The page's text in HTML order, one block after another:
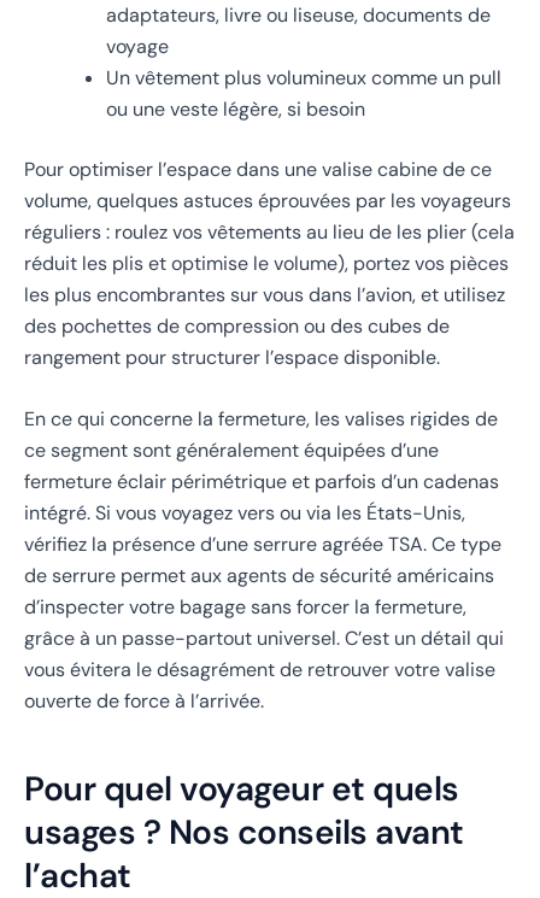
adaptateurs, livre ou liseuse, documents de
voyage
Un vêtement plus volumineux comme un pull
ou une veste légère, si besoin
Pour optimiser l’espace dans une valise cabine de ce
volume, quelques astuces éprouvées par les voyageurs
réguliers : roulez vos vêtements au lieu de les plier (cela
réduit les plis et optimise le volume), portez vos pièces
les plus encombrantes sur vous dans l’avion, et utilisez
des pochettes de compression ou des cubes de
rangement pour structurer l’espace disponible.
En ce qui concerne la fermeture, les valises rigides de
ce segment sont généralement équipées d’une
fermeture éclair périmétrique et parfois d’un cadenas
intégré. Si vous voyagez vers ou via les États-Unis,
vérifiez la présence d’une serrure agréée TSA. Ce type
de serrure permet aux agents de sécurité américains
d’inspecter votre bagage sans forcer la fermeture,
grâce à un passe-partout universel. C’est un détail qui
vous évitera le désagrément de retrouver votre valise
ouverte de force à l’arrivée.
Pour quel voyageur et quels
usages ? Nos conseils avant
l’achat